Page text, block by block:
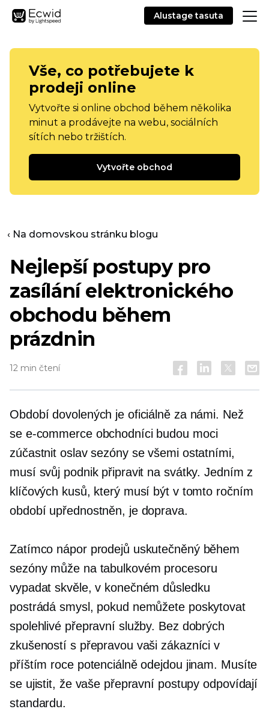
Alustage tasuta
Vše, co potřebujete k
prodeji online
Vytvořte si online obchod během několika
minut a prodávejte na webu, sociálních
sítích nebo tržištích.
Vytvořte obchod
‹ Na domovskou stránku blogu
Nejlepší postupy pro
zasílání elektronického
obchodu během
prázdnin
12 min čtení
Období dovolených je oficiálně za námi. Než
se e-commerce obchodníci budou moci
zúčastnit oslav sezóny se všemi ostatními,
musí svůj podnik připravit na svátky. Jedním z
klíčových kusů, který musí být v tomto ročním
období upřednostněn, je doprava.
Zatímco nápor prodejů uskutečněný během
sezóny může na tabulkovém procesoru
vypadat skvěle, v konečném důsledku
postrádá smysl, pokud nemůžete poskytovat
spolehlivé přepravní služby. Bez dobrých
zkušeností s přepravou vaši zákazníci v
příštím roce potenciálně odejdou jinam. Musíte
se ujistit, že vaše přepravní postupy odpovídají
standardu.